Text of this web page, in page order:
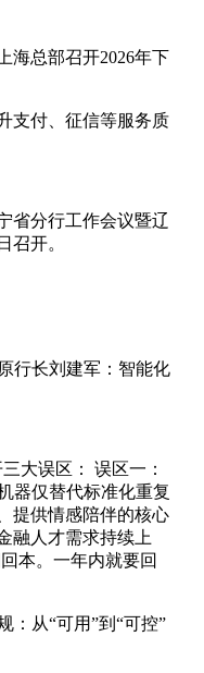
海总部召开2026年下
支付、征信等服务质
省分行工作会议暨辽
召开。
行长刘建军：智能化
大误区： 误区一：
器仅替代标准化重复
提供情感陪伴的核心
融人才需求持续上
本。一年内就要回
：从“可用”到“可控”